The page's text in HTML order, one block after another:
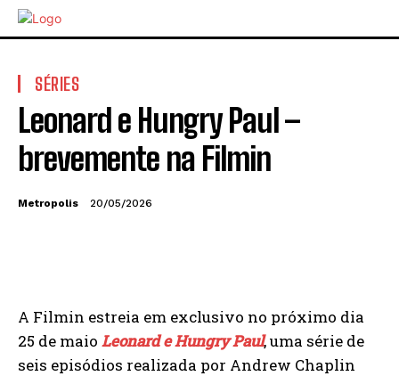
SÉRIES
Leonard e Hungry Paul –
brevemente na Filmin
Metropolis 20/05/2026
A Filmin estreia em exclusivo no próximo dia
25 de maio Leonard e Hungry Paul, uma série de
seis episódios realizada por Andrew Chaplin